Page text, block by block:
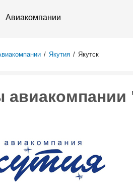
Авиакомпании
/ Якутия / Якутск
авиакомпании